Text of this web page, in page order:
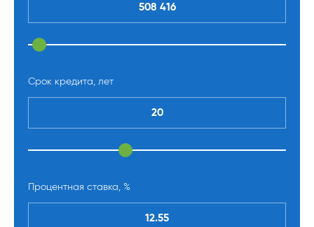
Срок кредита, лет
Процентная ставка, %